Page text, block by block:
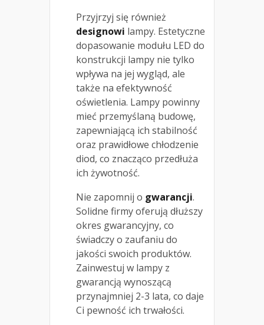
Przyjrzyj się również
designowi lampy. Estetyczne
dopasowanie modułu LED do
konstrukcji lampy nie tylko
wpływa na jej wygląd, ale
także na efektywność
oświetlenia. Lampy powinny
mieć przemyślaną budowę,
zapewniającą ich stabilność
oraz prawidłowe chłodzenie
diod, co znacząco przedłuża
ich żywotność.
Nie zapomnij o gwarancji.
Solidne firmy oferują dłuższy
okres gwarancyjny, co
świadczy o zaufaniu do
jakości swoich produktów.
Zainwestuj w lampy z
gwarancją wynoszącą
przynajmniej 2-3 lata, co daje
Ci pewność ich trwałości.